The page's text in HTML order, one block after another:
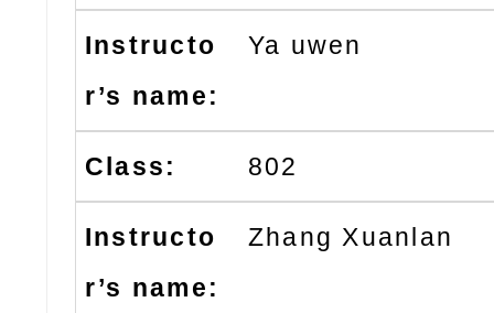
Ya uwen
802
Zhang Xuanlan